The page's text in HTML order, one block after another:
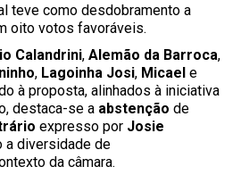
teve como desdobramento a
oito votos favoráveis.
Calandrini,Alemão da Barroca,
, Lagoinha Josi, Micaele
à proposta, alinhados à iniciativa
destaca-se a abstençãode
expresso por Josie
a diversidade de
da câmara.